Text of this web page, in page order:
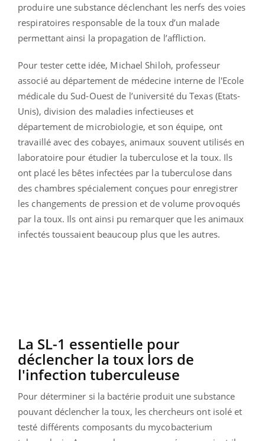
produire une substance déclenchant les nerfs des voies
respiratoires responsable de la toux d’un malade
permettant ainsi la propagation de l’affliction.
Pour tester cette idée, Michael Shiloh, professeur
associé au département de médecine interne de l'Ecole
médicale du Sud-Ouest de l’université du Texas (Etats-
Unis), division des maladies infectieuses et
département de microbiologie, et son équipe, ont
travaillé avec des cobayes, animaux souvent utilisés en
laboratoire pour étudier la tuberculose et la toux. Ils
ont placé les bêtes infectées par la tuberculose dans
des chambres spécialement conçues pour enregistrer
les changements de pression et de volume provoqués
par la toux. Ils ont ainsi pu remarquer que les animaux
infectés toussaient beaucoup plus que les autres.
La SL-1 essentielle pour
déclencher la toux lors de
l'infection tuberculeuse
Pour déterminer si la bactérie produit une substance
pouvant déclencher la toux, les chercheurs ont isolé et
testé différents composants du mycobacterium